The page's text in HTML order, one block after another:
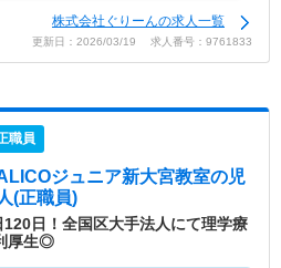
株式会社ぐりーんの求人一覧
更新日：2026/03/19 求人番号：9761833
職員
ジュニア新大宮教室の児
(正職員)
120日！全国区大手法人にて理学療
厚生◎